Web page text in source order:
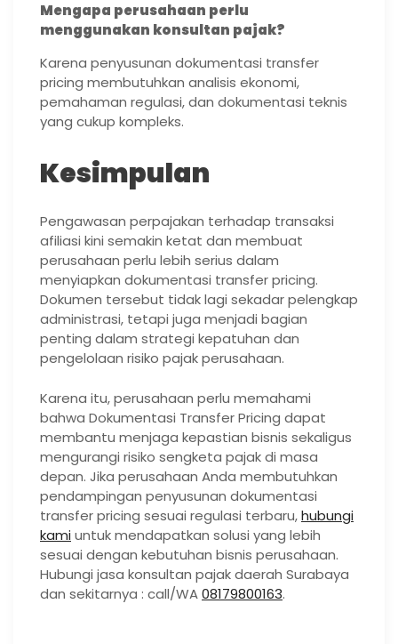
Mengapa perusahaan perlu
menggunakan konsultan pajak?
Karena penyusunan dokumentasi transfer
pricing membutuhkan analisis ekonomi,
pemahaman regulasi, dan dokumentasi teknis
yang cukup kompleks.
Kesimpulan
Pengawasan perpajakan terhadap transaksi
afiliasi kini semakin ketat dan membuat
perusahaan perlu lebih serius dalam
menyiapkan dokumentasi transfer pricing.
Dokumen tersebut tidak lagi sekadar pelengkap
administrasi, tetapi juga menjadi bagian
penting dalam strategi kepatuhan dan
pengelolaan risiko pajak perusahaan.
Karena itu, perusahaan perlu memahami
bahwa Dokumentasi Transfer Pricing dapat
membantu menjaga kepastian bisnis sekaligus
mengurangi risiko sengketa pajak di masa
depan. Jika perusahaan Anda membutuhkan
pendampingan penyusunan dokumentasi
transfer pricing sesuai regulasi terbaru,hubungi
kamiuntuk mendapatkan solusi yang lebih
sesuai dengan kebutuhan bisnis perusahaan.
Hubungi jasa konsultan pajak daerah Surabaya
dan sekitarnya : call/WA08179800163.